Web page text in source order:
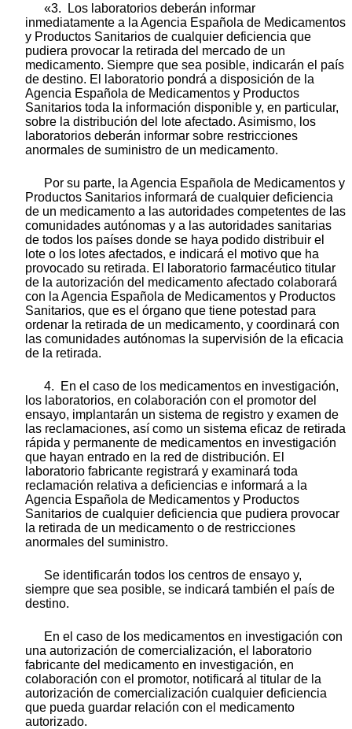
«3. Los laboratorios deberán informar
inmediatamente a la Agencia Española de Medicamentos
y Productos Sanitarios de cualquier deficiencia que
pudiera provocar la retirada del mercado de un
medicamento. Siempre que sea posible, indicarán el país
de destino. El laboratorio pondrá a disposición de la
Agencia Española de Medicamentos y Productos
Sanitarios toda la información disponible y, en particular,
sobre la distribución del lote afectado. Asimismo, los
laboratorios deberán informar sobre restricciones
anormales de suministro de un medicamento.
Por su parte, la Agencia Española de Medicamentos y
Productos Sanitarios informará de cualquier deficiencia
de un medicamento a las autoridades competentes de las
comunidades autónomas y a las autoridades sanitarias
de todos los países donde se haya podido distribuir el
lote o los lotes afectados, e indicará el motivo que ha
provocado su retirada. El laboratorio farmacéutico titular
de la autorización del medicamento afectado colaborará
con la Agencia Española de Medicamentos y Productos
Sanitarios, que es el órgano que tiene potestad para
ordenar la retirada de un medicamento, y coordinará con
las comunidades autónomas la supervisión de la eficacia
de la retirada.
4. En el caso de los medicamentos en investigación,
los laboratorios, en colaboración con el promotor del
ensayo, implantarán un sistema de registro y examen de
las reclamaciones, así como un sistema eficaz de retirada
rápida y permanente de medicamentos en investigación
que hayan entrado en la red de distribución. El
laboratorio fabricante registrará y examinará toda
reclamación relativa a deficiencias e informará a la
Agencia Española de Medicamentos y Productos
Sanitarios de cualquier deficiencia que pudiera provocar
la retirada de un medicamento o de restricciones
anormales del suministro.
Se identificarán todos los centros de ensayo y,
siempre que sea posible, se indicará también el país de
destino.
En el caso de los medicamentos en investigación con
una autorización de comercialización, el laboratorio
fabricante del medicamento en investigación, en
colaboración con el promotor, notificará al titular de la
autorización de comercialización cualquier deficiencia
que pueda guardar relación con el medicamento
autorizado.